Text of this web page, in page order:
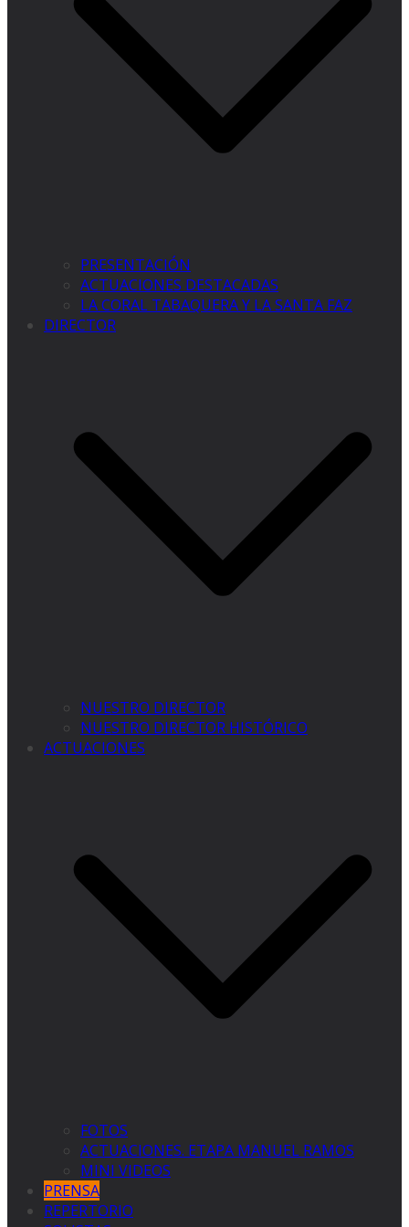
PRESENTACIÓN
ACTUACIONES DESTACADAS
LA CORAL TABAQUERA Y LA SANTA FAZ
DIRECTOR
NUESTRO DIRECTOR
NUESTRO DIRECTOR HISTÓRICO
ACTUACIONES
FOTOS
ACTUACIONES. ETAPA MANUEL RAMOS
MINI VIDEOS
PRENSA
REPERTORIO